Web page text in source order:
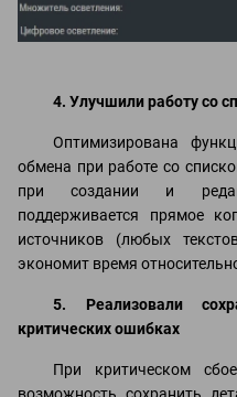
4. Улучшили работу со
Оптимизирована
обмена при работе со
при создании и
поддерживается прямое
источников (любых
экономит время
5. Реализовали
критических ошибках
При критическом